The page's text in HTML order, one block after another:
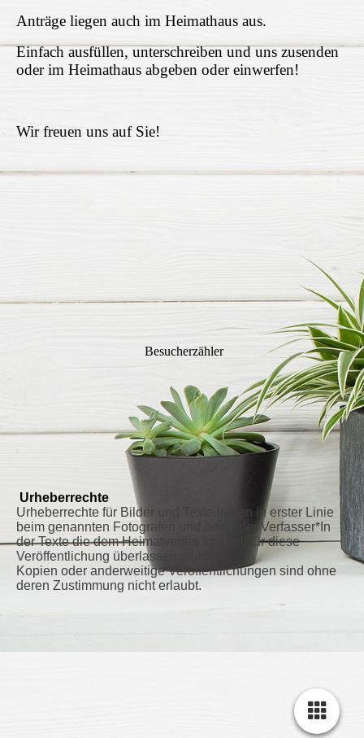
Anträge liegen auch im Heimathaus aus.
Einfach ausfüllen, unterschreiben und uns zusenden
oder im Heimathaus abgeben oder einwerfen!
Wir freuen uns auf Sie!
Besucherzähler
Urheberrechte
Urheberrechte für Bilder und Texte liegen in erster Linie
beim genannten Fotografen und dem / der Verfasser*In
der Texte die dem Heimatverein speziell für diese
Veröffentlichung überlassen wurden.
Kopien oder anderweitige Veröffentlichungen sind ohne
deren Zustimmung nicht erlaubt.